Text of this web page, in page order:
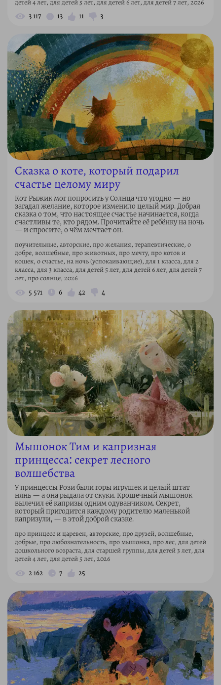
детей 4 лет, для детей 5 лет, для детей 6 лет, для детей 7 лет, 2026
3 117 13 11 3
Сказка о коте, который подарил
счастье целому миру
Кот Рыжик мог попросить у Солнца что угодно — но
загадал желание, которое изменило целый мир. Добрая
сказка о том, что настоящее счастье начинается, когда
счастливы те, кто рядом. Прочитайте её ребёнку на ночь
— и спросите, о чём мечтает он.
поучительные, авторские, про желания, терапевтические, о
добре, волшебные, про животных, про мечту, про котов и
кошек, о счастье, на ночь (успокаивающие), для 1 класса, для 2
класса, для 3 класса, для детей 5 лет, для детей 6 лет, для детей 7
лет, про солнце, 2026
5 571 6 42 4
Мышонок Тим и капризная
принцесса: секрет лесного
волшебства
У принцессы Рози были горы игрушек и целый штат
нянь — а она рыдала от скуки. Крошечный мышонок
вылечил её капризы одним одуванчиком. Секрет,
который пригодится каждому родителю маленькой
капризули, — в этой доброй сказке.
про принцесс и царевен, авторские, про друзей, волшебные,
добрые, про любознательность, про мышонка, про лес, для детей
дошкольного возраста, для старшей группы, для детей 3 лет, для
детей 4 лет, для детей 5 лет, 2026
2 162 7 25